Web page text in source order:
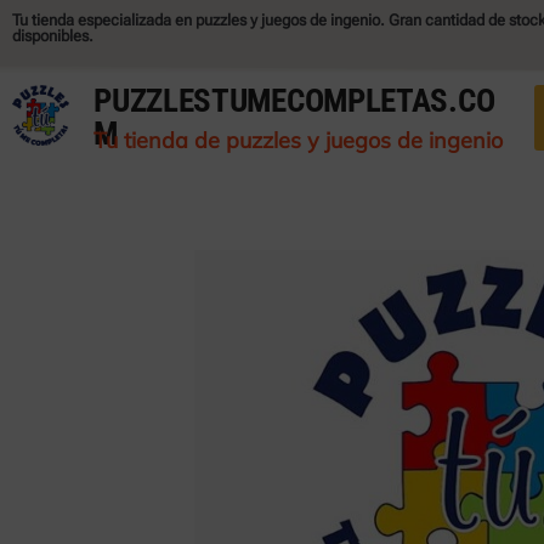
Tu tienda especializada en puzzles y juegos de ingenio. Gran cantidad de
disponibles.
PUZZLESTUMECOMPLETAS.CO
M
Tu tienda de puzzles y juegos de ingenio